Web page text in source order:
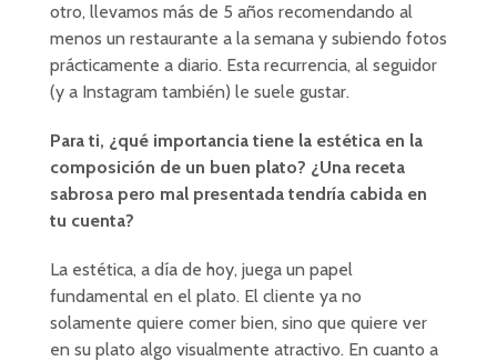
otro, llevamos más de 5 años recomendando al
menos un restaurante a la semana y subiendo fotos
prácticamente a diario. Esta recurrencia, al seguidor
(y a Instagram también) le suele gustar.
Para ti, ¿qué importancia tiene la estética en la
composición de un buen plato? ¿Una receta
sabrosa pero mal presentada tendría cabida en
tu cuenta?
La estética, a día de hoy, juega un papel
fundamental en el plato. El cliente ya no
solamente quiere comer bien, sino que quiere ver
en su plato algo visualmente atractivo. En cuanto a